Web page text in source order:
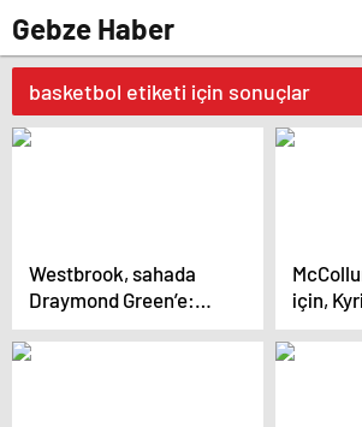
Gebze Haber
basketbol etiketi için sonuçlar
Westbrook, sahada
Draymond Green’e:
“Daha şut
atamıyorsun!”
için,